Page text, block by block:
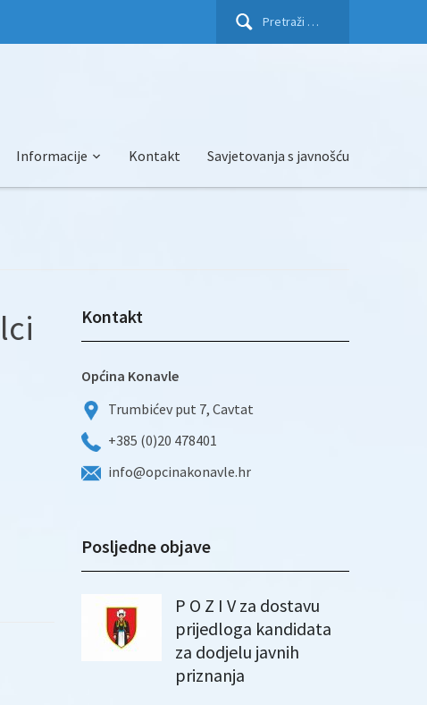
Pretraži:
Informacije Kontakt Savjetovanja s javnošću
Kontakt
Općina Konavle
Trumbićev put 7, Cavtat
+385 (0)20 478401
info@opcinakonavle.hr
Posljedne objave
P O Z I V za dostavu
prijedloga kandidata
za dodjelu javnih
priznanja